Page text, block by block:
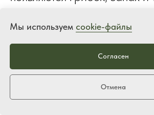
Получить
начнёт разрушаться изнутри.
Мы используем cookie-файлы
Согласен
Отмена